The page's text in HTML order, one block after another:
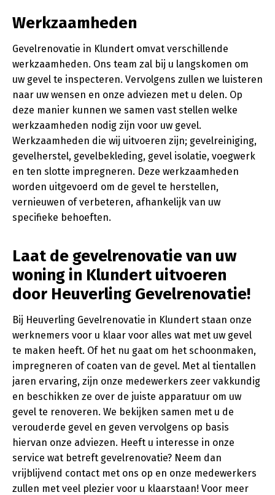
Werkzaamheden
Gevelrenovatie in Klundert omvat verschillende
werkzaamheden. Ons team zal bij u langskomen om
uw gevel te inspecteren. Vervolgens zullen we luisteren
naar uw wensen en onze adviezen met u delen. Op
deze manier kunnen we samen vast stellen welke
werkzaamheden nodig zijn voor uw gevel.
Werkzaamheden die wij uitvoeren zijn; gevelreiniging,
gevelherstel, gevelbekleding, gevel isolatie, voegwerk
en ten slotte impregneren. Deze werkzaamheden
worden uitgevoerd om de gevel te herstellen,
vernieuwen of verbeteren, afhankelijk van uw
specifieke behoeften.
Laat de gevelrenovatie van uw
woning in Klundert uitvoeren
door Heuverling Gevelrenovatie!
Bij Heuverling Gevelrenovatie in Klundert staan onze
werknemers voor u klaar voor alles wat met uw gevel
te maken heeft. Of het nu gaat om het schoonmaken,
impregneren of coaten van de gevel. Met al tientallen
jaren ervaring, zijn onze medewerkers zeer vakkundig
en beschikken ze over de juiste apparatuur om uw
gevel te renoveren. We bekijken samen met u de
verouderde gevel en geven vervolgens op basis
hiervan onze adviezen. Heeft u interesse in onze
service wat betreft gevelrenovatie? Neem dan
vrijblijvend contact met ons op en onze medewerkers
zullen met veel plezier voor u klaarstaan! Voor meer